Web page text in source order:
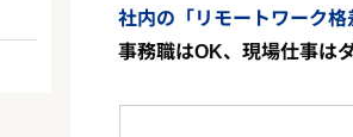
社内の「リモートワーク
事務職はOK、現場仕事は